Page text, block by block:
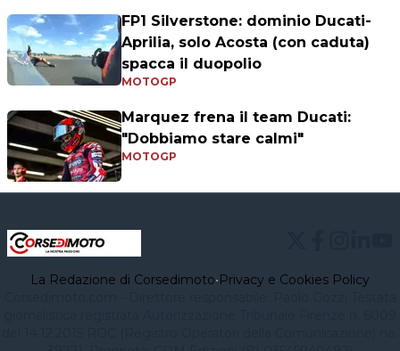
FP1 Silverstone: dominio Ducati-
Aprilia, solo Acosta (con caduta)
spacca il duopolio
MOTOGP
Marquez frena il team Ducati:
"Dobbiamo stare calmi"
MOTOGP
La Redazione di Corsedimoto•Privacy e Cookies Policy